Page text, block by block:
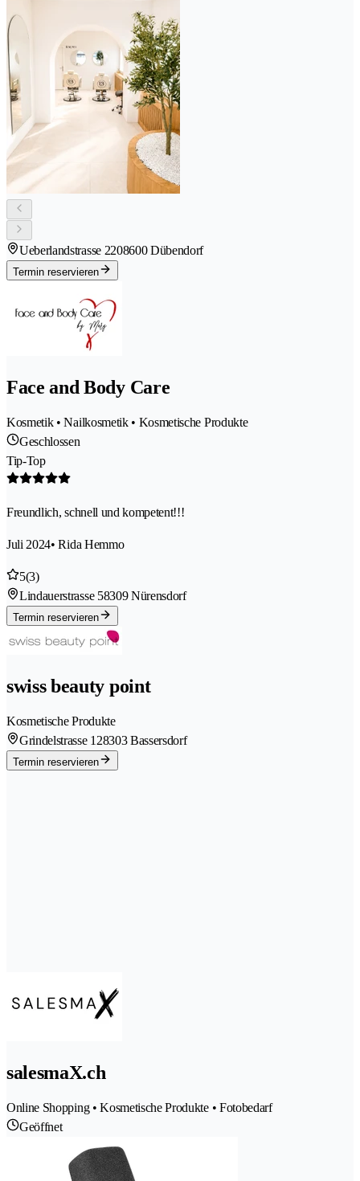
Ueberlandstrasse 2208600 Dübendorf
Termin reservieren
Face and Body Care
Kosmetik • Nailkosmetik • Kosmetische Produkte
Geschlossen
Tip-Top
Freundlich, schnell und kompetent!!!
Juli 2024• Rida Hemmo
5(3)
Lindauerstrasse 58309 Nürensdorf
Termin reservieren
swiss beauty point
Kosmetische Produkte
Grindelstrasse 128303 Bassersdorf
Termin reservieren
salesmaX.ch
Online Shopping • Kosmetische Produkte • Fotobedarf
Geöffnet